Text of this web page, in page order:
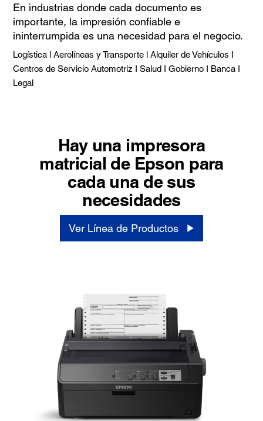
En industrias donde cada documento es
importante, la impresión confiable e
ininterrumpida es una necesidad para el negocio.
Logística l Aerolíneas y Transporte l Alquiler de Vehículos I
Centros de Servicio Automotriz I Salud I Gobierno I Banca I
Legal
Hay una impresora
matricial de Epson para
cada una de sus
necesidades
Ver Línea de Productos